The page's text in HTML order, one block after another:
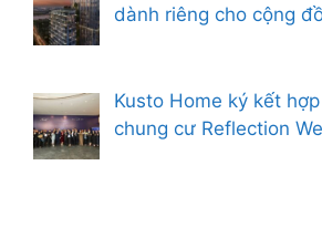
dành riêng cho cộng
Kusto Home ký kết
chung cư Reflection